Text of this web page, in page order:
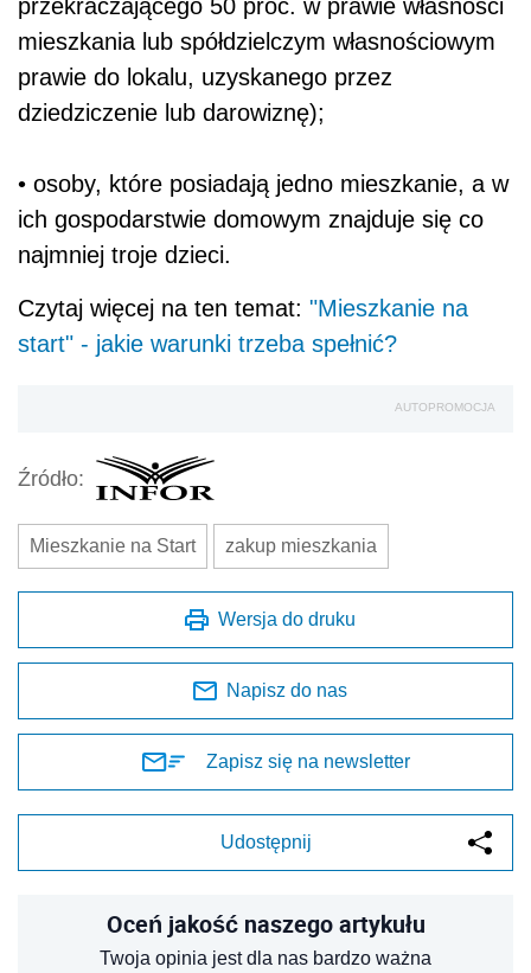
przekraczającego 50 proc. w prawie własności
mieszkania lub spółdzielczym własnościowym
prawie do lokalu, uzyskanego przez
dziedziczenie lub darowiznę);
• osoby, które posiadają jedno mieszkanie, a w
ich gospodarstwie domowym znajduje się co
najmniej troje dzieci.
Czytaj więcej na ten temat: "Mieszkanie na
start" - jakie warunki trzeba spełnić?
AUTOPROMOCJA
Źródło:
Mieszkanie na Start zakup mieszkania
Wersja do druku
Napisz do nas
Zapisz się na newsletter
Udostępnij
Oceń jakość naszego artykułu
Twoja opinia jest dla nas bardzo ważna